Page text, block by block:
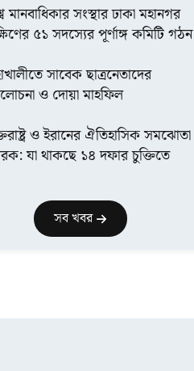
মানবাধিকার সংস্থার ঢাকা মহানগর
৫১ সদস্যের পূর্ণাঙ্গ কমিটি গঠন
সাবেক ছাত্রনেতাদের
ও দোয়া মাহফিল
ও ইরানের ঐতিহাসিক সমঝোতা
যা থাকছে ১৪ দফার চুক্তিতে
সব খবর